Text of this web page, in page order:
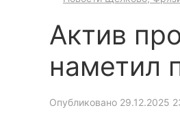
Актив
наметил
Опубликовано 29.12.2025